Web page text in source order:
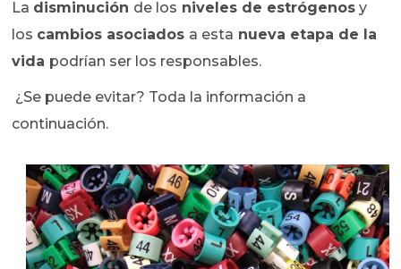
La disminución de los niveles de estrógenos y
los cambios asociados a esta nueva etapa de la
vida podrían ser los responsables.
¿Se puede evitar? Toda la información a
continuación.